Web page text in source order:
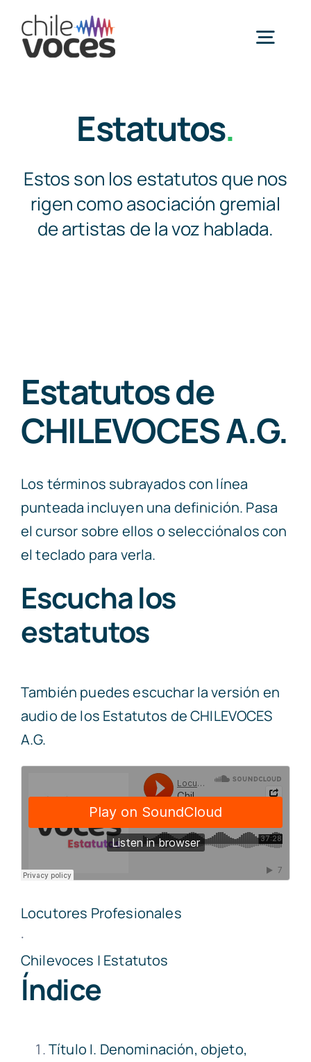
Saltar
contenido
Galería socias y socios
Estatutos.
Estos son los estatutos que nos
rigen como asociación gremial
de artistas de la voz hablada.
Estatutos de
CHILEVOCES A.G.
Los términos subrayados con línea
punteada incluyen una definición. Pasa
el cursor sobre ellos o selecciónalos con
el teclado para verla.
Escucha los
estatutos
También puedes escuchar la versión en
audio de los Estatutos de CHILEVOCES
A.G.
Locutores Profesionales
·
Chilevoces | Estatutos
Índice
Título I. Denominación, objeto,